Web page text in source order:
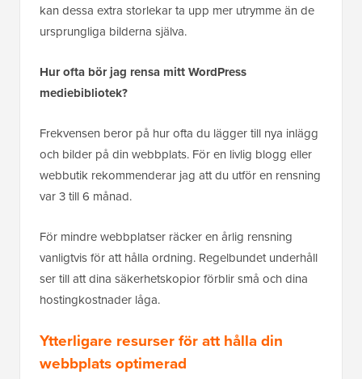
kan dessa extra storlekar ta upp mer utrymme än de
ursprungliga bilderna själva.
Hur ofta bör jag rensa mitt WordPress
mediebibliotek?
Frekvensen beror på hur ofta du lägger till nya inlägg
och bilder på din webbplats. För en livlig blogg eller
webbutik rekommenderar jag att du utför en rensning
var 3 till 6 månad.
För mindre webbplatser räcker en årlig rensning
vanligtvis för att hålla ordning. Regelbundet underhåll
ser till att dina säkerhetskopior förblir små och dina
hostingkostnader låga.
Ytterligare resurser för att hålla din
webbplats optimerad